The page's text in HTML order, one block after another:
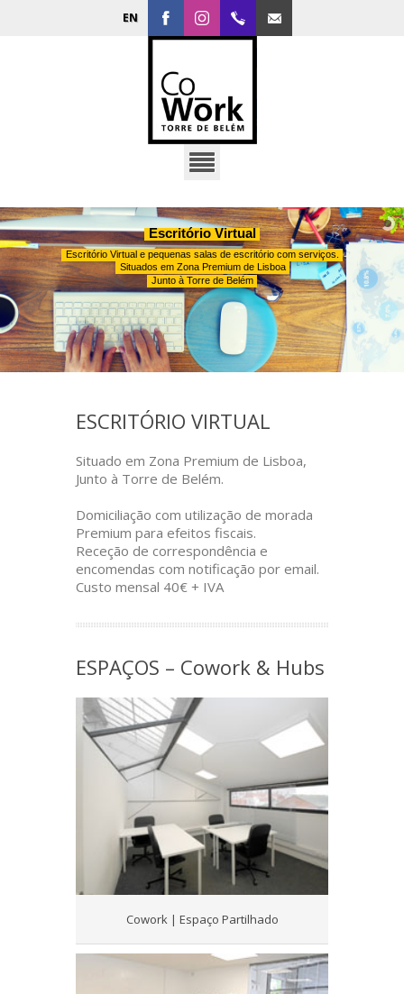
EN
Escritório Virtual
Escritório Virtual e pequenas salas de escritório com serviços.
Situados em Zona Premium de Lisboa
Junto à Torre de Belém
ESCRITÓRIO VIRTUAL
Situado em Zona Premium de Lisboa,
Junto à Torre de Belém.
Domiciliação com utilização de morada
Premium para efeitos fiscais.
Receção de correspondência e
encomendas com notificação por email.
Custo mensal 40€ + IVA
ESPAÇOS – Cowork & Hubs
Cowork | Espaço Partilhado